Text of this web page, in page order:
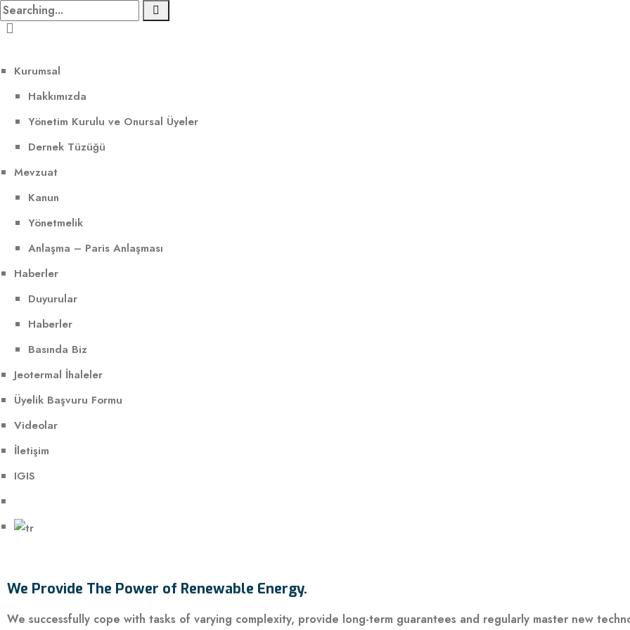
Kurumsal
Hakkımızda
Yönetim Kurulu ve Onursal Üyeler
Dernek Tüzüğü
Mevzuat
Kanun
Yönetmelik
Anlaşma – Paris Anlaşması
Haberler
Duyurular
Haberler
Basında Biz
Jeotermal İhaleler
Üyelik Başvuru Formu
Videolar
İletişim
IGIS
We Provide The Power of Renewable Energy.
We successfully cope with tasks of varying complexity, provide long-term guarantees and regularly master new